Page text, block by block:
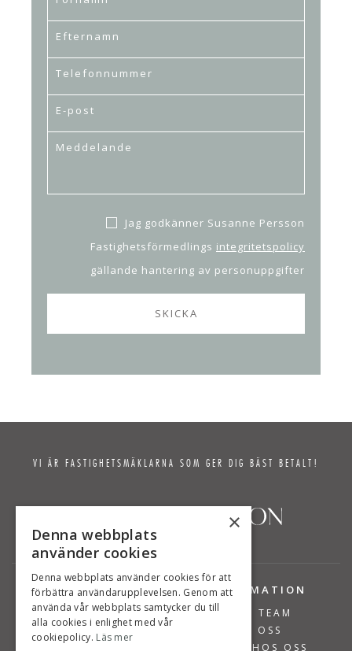
Jag godkänner Susanne Persson
Fastighetsförmedlings integritetspolicy
gällande hantering av personuppgifter
VI ÄR FASTIGHETSMÄKLARNA SOM GER DIG BÄST BETALT!
TJÄNSTER
BOSTÄDER TILL SALU
SÄLJA BOSTAD
VÄRDERA BOSTAD
INFORMATION
VÅRT TEAM
OM OSS
JOBBA HOS OSS
×
Denna webbplats
använder cookies
Denna webbplats använder cookies för att
förbättra användarupplevelsen. Genom att
använda vår webbplats samtycker du till
alla cookies i enlighet med vår
cookiepolicy. Läs mer